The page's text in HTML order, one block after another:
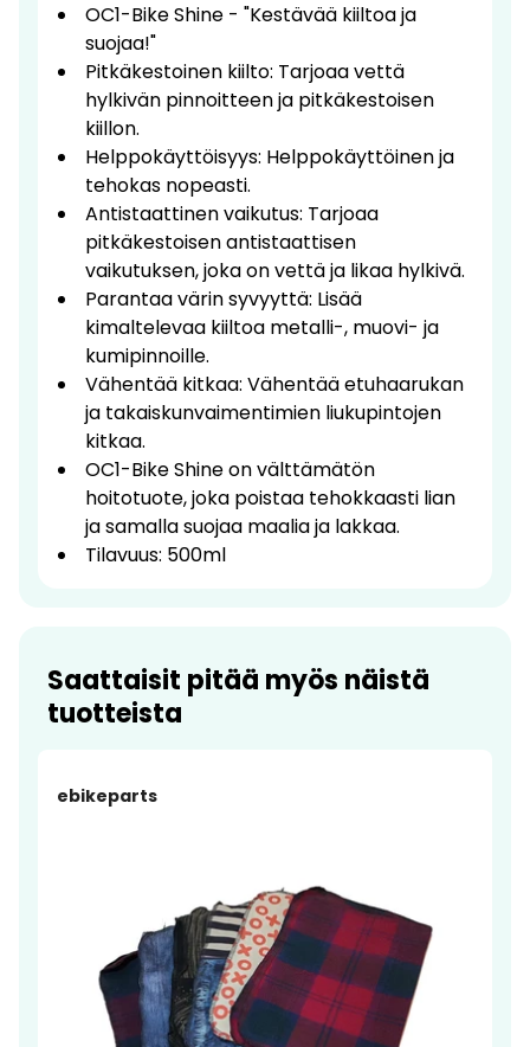
OC1-Bike Shine - "Kestävää kiiltoa ja
suojaa!"
Pitkäkestoinen kiilto: Tarjoaa vettä
hylkivän pinnoitteen ja pitkäkestoisen
kiillon.
Helppokäyttöisyys: Helppokäyttöinen ja
tehokas nopeasti.
Antistaattinen vaikutus: Tarjoaa
pitkäkestoisen antistaattisen
vaikutuksen, joka on vettä ja likaa hylkivä.
Parantaa värin syvyyttä: Lisää
kimaltelevaa kiiltoa metalli-, muovi- ja
kumipinnoille.
Vähentää kitkaa: Vähentää etuhaarukan
ja takaiskunvaimentimien liukupintojen
kitkaa.
OC1-Bike Shine on välttämätön
hoitotuote, joka poistaa tehokkaasti lian
ja samalla suojaa maalia ja lakkaa.
Tilavuus: 500ml
Saattaisit pitää myös näistä
tuotteista
ebikeparts